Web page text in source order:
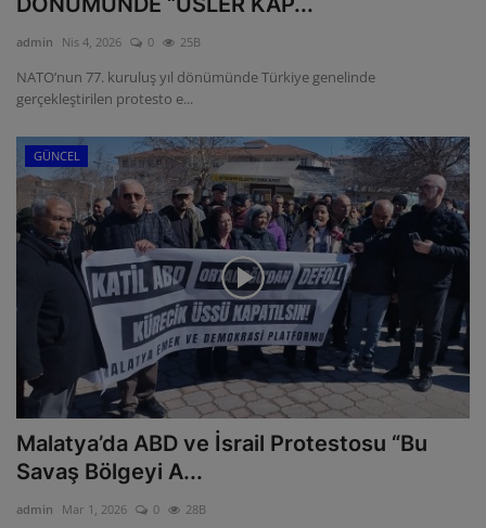
ULUSLARARASI
SAĞLIK VE YAŞAM TARZI
YEMEK
SPOR
SEYAHAT
EĞİTİM
GALERİ
VİDEO
admin Nis 4, 2026 0 25B
NATO’nun 77. kuruluş yıl dönümünde Türkiye genelinde
gerçekleştirilen protesto e...
GÜNCEL
Malatya’da ABD ve İsrail Protestosu “Bu
Savaş Bölgeyi A...
admin Mar 1, 2026 0 28B